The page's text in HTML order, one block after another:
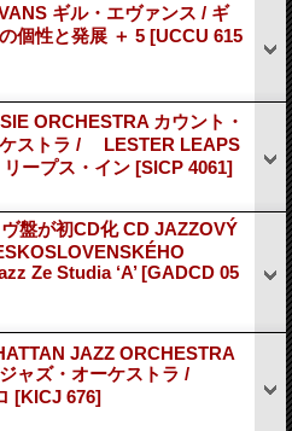
ギル・エヴァンス / ギ
個性と発展 ＋ 5 [UCCU 615
ORCHESTRA カウント・
ストラ / LESTER LEAPS
ープス・イン [SICP 4061]
盤が初CD化 CD JAZZOVÝ
Ze Studia ‘A’[GADCD 05
JAZZ ORCHESTRA
ャズ・オーケストラ /
[KICJ 676]